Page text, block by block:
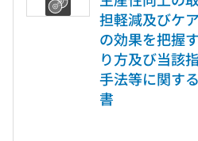
担軽減及びケ
の効果を把握
り方及び当該
手法等に関す
書